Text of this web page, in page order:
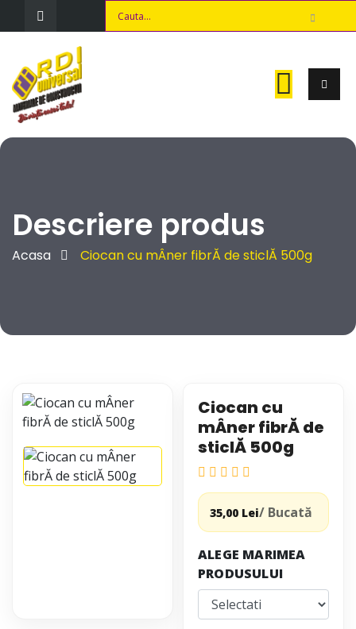
Descriere produs
Acasa Ciocan cu mÂner fibrĂ de sticlĂ 500g
Ciocan cu
mÂner fibrĂ de
sticlĂ 500g
35,00 Lei/ Bucată
ALEGE MARIMEA
PRODUSULUI